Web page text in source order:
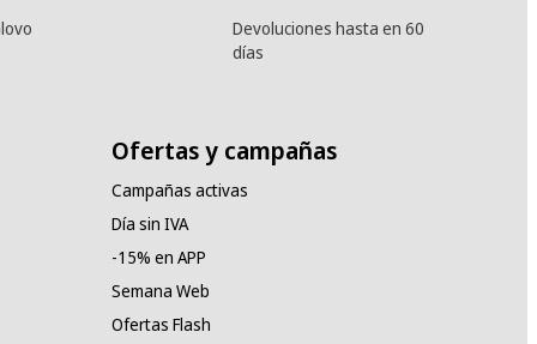
Devoluciones hasta en 60
días
Ofertas y campañas
Campañas activas
Día sin IVA
-15% en APP
Semana Web
Ofertas Flash